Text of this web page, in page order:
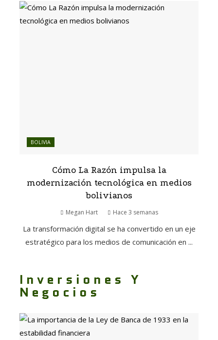
BOLIVIA
Cómo La Razón impulsa la
modernización tecnológica en medios
bolivianos
Megan Hart Hace 3 semanas
La transformación digital se ha convertido en un eje
estratégico para los medios de comunicación en ...
Inversiones Y
Negocios